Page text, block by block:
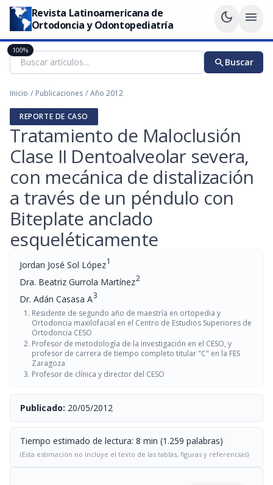
Revista Latinoamericana de
Ortodoncia y Odontopediatría
dark_mode menu
searchBuscar
Inicio / Publicaciones / Año 2012
REPORTE DE CASO
Tratamiento de Maloclusión
Clase II Dentoalveolar severa,
con mecánica de distalización
a través de un péndulo con
Biteplate anclado
esqueléticamente
Jordan José Sol López1
Dra. Beatriz Gurrola Martínez2
Dr. Adán Casasa A3
Residente de segundo año de maestría en ortopedia y
Ortodoncia maxilofacial en el Centro de Estudios Superiores de
Ortodoncia CESO
Profesor de metodología de la investigación en el CESO, y
profesor de carrera de tiempo completo titular "C" en la FES
Zaragoza
Profesor de clínica y director del CESO
Publicado: 20/05/2012
Tiempo estimado de lectura: 8 min (1.259 palabras)
(Esta estimación no incluye el texto de las tablas, figuras y referencias)
100%